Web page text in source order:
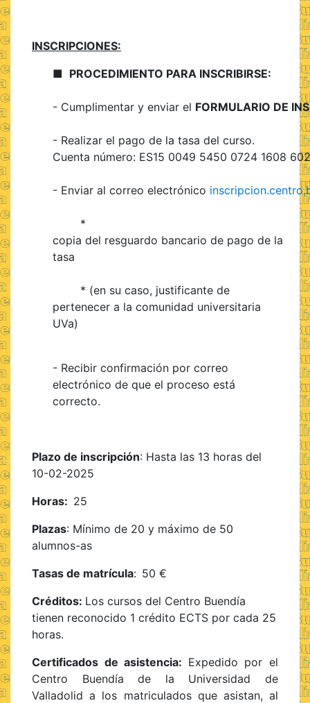
INSCRIPCIONES:
■ PROCEDIMIENTO PARA INSCRIBIRSE:
- Cumplimentar y enviar el FORMULARIO DE
- Realizar el pago de la tasa del curso.
Cuenta número: ES15 0049 5450 0724 1608
- Enviar al correo electrónico
*
copia del resguardo bancario de pago de la
tasa
* (en su caso, justificante de
pertenecer a la comunidad universitaria
UVa)
- Recibir confirmación por correo
electrónico de que el proceso está
correcto.
Plazo de inscripción: Hasta las 13 horas del
10-02-2025
Horas: 25
Plazas: Mínimo de 20 y máximo de 50
alumnos-as
Tasas de matrícula: 50 €
Créditos: Los cursos del Centro Buendía
tienen reconocido 1 crédito ECTS por cada 25
horas.
Certificados de asistencia: Expedido por el
Centro Buendía de la Universidad de
Valladolid a los matriculados que asistan, al